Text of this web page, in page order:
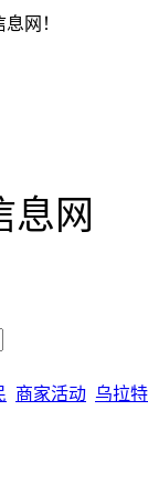
网！
息网
商家活动 乌拉